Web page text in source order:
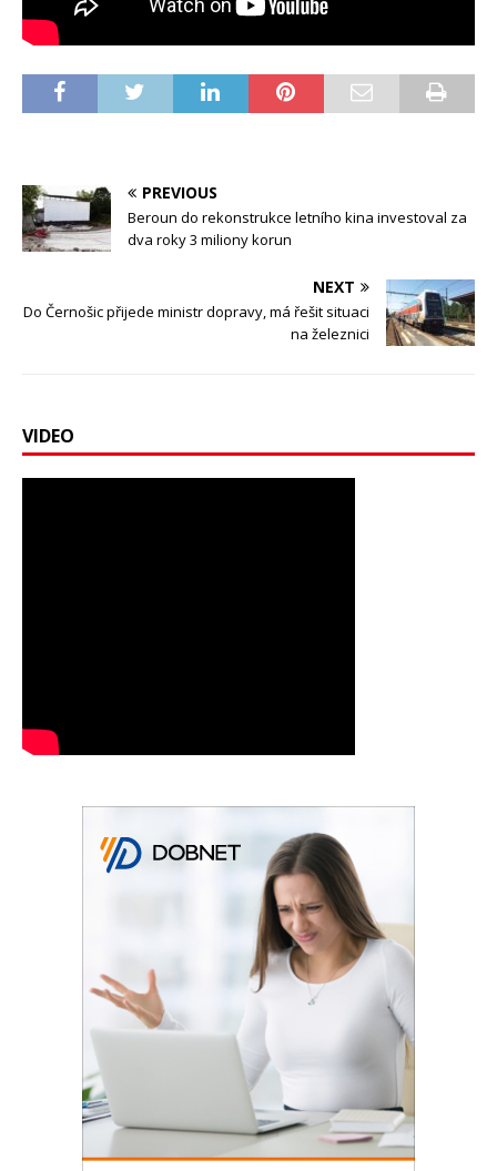
PREVIOUS
Beroun do rekonstrukce letního kina investoval za
dva roky 3 miliony korun
NEXT
Do Černošic přijede ministr dopravy, má řešit situaci
na železnici
VIDEO